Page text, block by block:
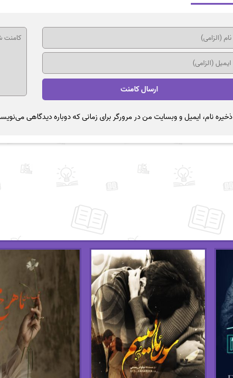
ذخیره نام، ایمیل و وبسایت من در مرورگر برای زمانی که دوباره دیدگاهی